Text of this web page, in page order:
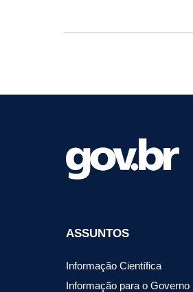
ASSUNTOS
Informação Científica
Informação para o Governo